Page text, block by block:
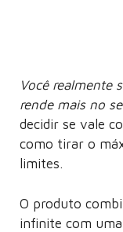
Você realmente
rende mais no
decidir se vale
como tirar o
limites.
O produto
infinite com